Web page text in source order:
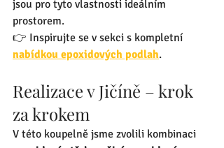
jsou pro tyto vlastnosti ideálním
prostorem.
👉 Inspirujte se v sekci s kompletní
nabídkou epoxidových podlah.
Realizace v Jičíně – krok
za krokem
V této koupelně jsme zvolili kombinaci